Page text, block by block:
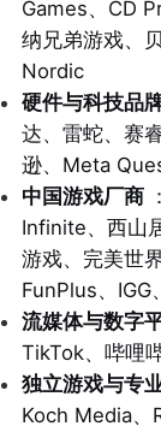
Games、CD
纳兄弟游戏、
Nordic
硬件与科技品
达、雷蛇、赛
逊、Meta
中国游戏厂商
Infinite、西山
游戏、完美世
FunPlus、IGG
流媒体与数字
TikTok、哔哩
独立游戏与专
Koch Media、